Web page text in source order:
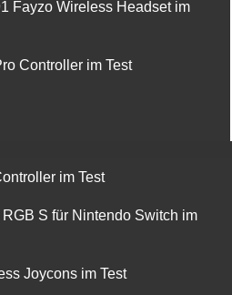
Fayzo Wireless Headset im
Controller im Test
im Test
S für Nintendo Switch im
Joycons im Test